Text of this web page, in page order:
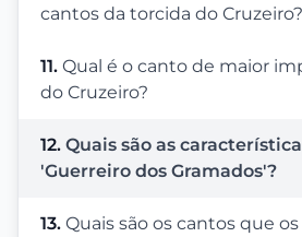
cantos da torcida do Cruzeiro?
11. Qual é o canto de maior
do Cruzeiro?
12. Quais são as
'Guerreiro dos Gramados'?
13. Quais são os cantos que